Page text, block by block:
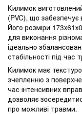
Килимок
(PVC), що забезпечує
Його розміри
для виконання
ідеально
стабільності під час
Килимок має
зчепленню з
час інтенсивних
дозволяє
про можливі травми.